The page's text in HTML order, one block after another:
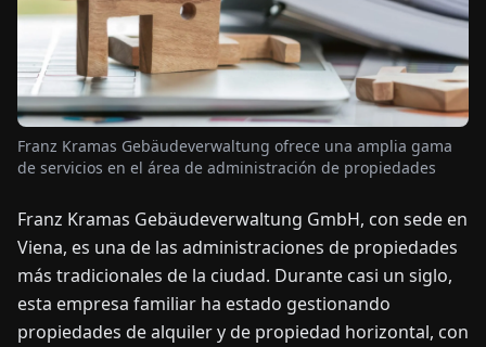
ENDEFRES ITNL PLHU
CONTÁCTENOS
Franz Kramas Gebäudeverwaltung ofrece una amplia gama
de servicios en el área de administración de propiedades
Franz Kramas Gebäudeverwaltung GmbH, con sede en
Viena, es una de las administraciones de propiedades
más tradicionales de la ciudad. Durante casi un siglo,
esta empresa familiar ha estado gestionando
propiedades de alquiler y de propiedad horizontal, con